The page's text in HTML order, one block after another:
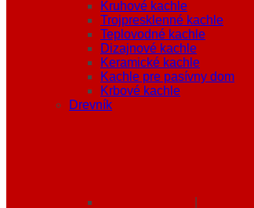
Kruhové kachle
Trojpresklenné kachle
Teplovodné kachle
Dizajnové kachle
Keramické kachle
Kachle pre pasívny dom
Krbové kachle
Drevník